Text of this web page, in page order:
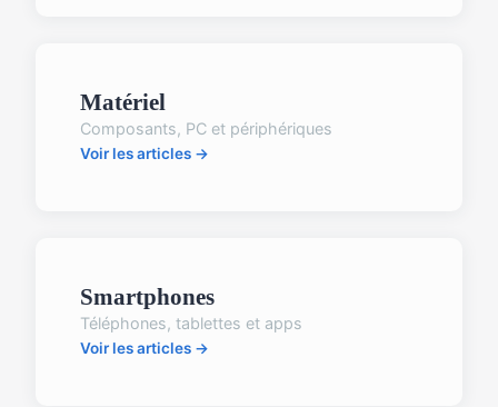
Matériel
Composants, PC et périphériques
Voir les articles →
Smartphones
Téléphones, tablettes et apps
Voir les articles →